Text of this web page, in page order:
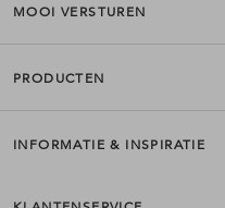
MOOI VERSTUREN
PRODUCTEN
INFORMATIE & INSPIRATIE